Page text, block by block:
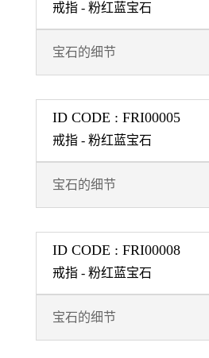
戒指 - 粉红蓝宝石
宝石的细节
ID CODE : FRI00005
戒指 - 粉红蓝宝石
宝石的细节
ID CODE : FRI00008
戒指 - 粉红蓝宝石
宝石的细节